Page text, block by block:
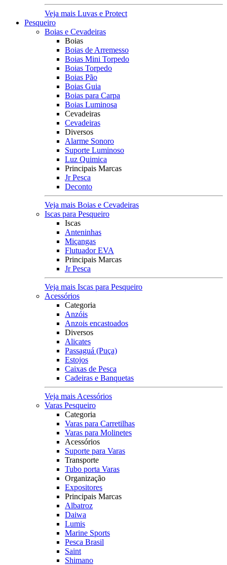
Veja mais Luvas e Protect
Pesqueiro
Boias e Cevadeiras
Boias
Boias de Arremesso
Boias Mini Torpedo
Boias Torpedo
Boias Pão
Boias Guia
Boias para Carpa
Boias Luminosa
Cevadeiras
Cevadeiras
Diversos
Alarme Sonoro
Suporte Luminoso
Luz Quimica
Principais Marcas
Jr Pesca
Deconto
Veja mais Boias e Cevadeiras
Iscas para Pesqueiro
Iscas
Anteninhas
Miçangas
Flutuador EVA
Principais Marcas
Jr Pesca
Veja mais Iscas para Pesqueiro
Acessórios
Categoria
Anzóis
Anzois encastoados
Diversos
Alicates
Passaguá (Puça)
Estojos
Caixas de Pesca
Cadeiras e Banquetas
Veja mais Acessórios
Varas Pesqueiro
Categoria
Varas para Carretilhas
Varas para Molinetes
Acessórios
Suporte para Varas
Transporte
Tubo porta Varas
Organização
Expositores
Principais Marcas
Albatroz
Daiwa
Lumis
Marine Sports
Pesca Brasil
Saint
Shimano